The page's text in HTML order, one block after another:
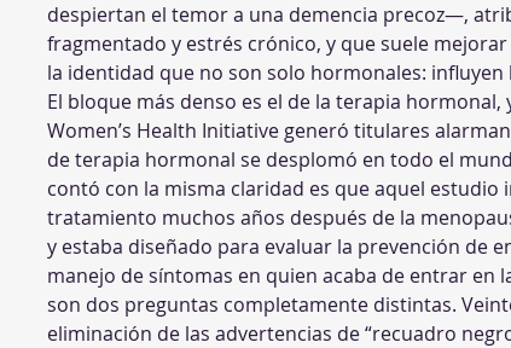
despiertan el temor a una demencia precoz—,
fragmentado y estrés crónico, y que suele
la identidad que no son solo hormonales:
El bloque más denso es el de la terapia
Women’s Health Initiative generó titulares
de terapia hormonal se desplomó en todo el
contó con la misma claridad es que aquel estudio
tratamiento muchos años después de la
y estaba diseñado para evaluar la prevención de
manejo de síntomas en quien acaba de entrar en
son dos preguntas completamente distintas.
eliminación de las advertencias de “recuadro